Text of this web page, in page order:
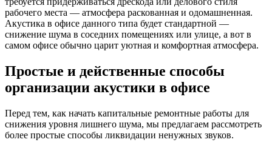
рабочего места — атмосфера раскованная и одомашненная.
Акустика в офисе данного типа будет стандартной —
снижение шума в соседних помещениях или улице, а вот в
самом офисе обычно царит уютная и комфортная атмосфера.
Простые и действенные способы
организации акустики в офисе
Перед тем, как начать капитальные ремонтные работы для
снижения уровня лишнего шума, мы предлагаем рассмотреть
более простые способы ликвидации ненужных звуков.